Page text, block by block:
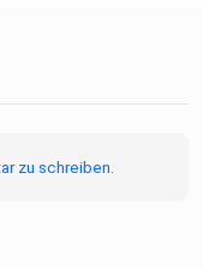
zu schreiben.